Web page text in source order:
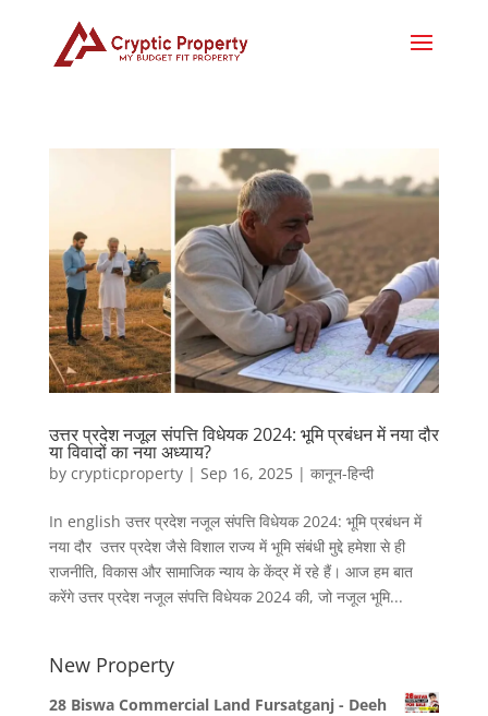
उत्तर प्रदेश नजूल संपत्ति विधेयक 2024: भूमि प्रबंधन में नया दौर
या विवादों का नया अध्याय?
by crypticproperty| Sep 16, 2025| कानून-हिन्दी
In english उत्तर प्रदेश नजूल संपत्ति विधेयक 2024: भूमि प्रबंधन में
नया दौर उत्तर प्रदेश जैसे विशाल राज्य में भूमि संबंधी मुद्दे हमेशा से ही
राजनीति, विकास और सामाजिक न्याय के केंद्र में रहे हैं। आज हम बात
करेंगे उत्तर प्रदेश नजूल संपत्ति विधेयक 2024 की, जो नजूल भूमि...
New Property
28 Biswa Commercial Land Fursatganj - Deeh